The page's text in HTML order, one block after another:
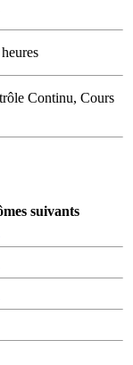
Continu, Cours
suivants